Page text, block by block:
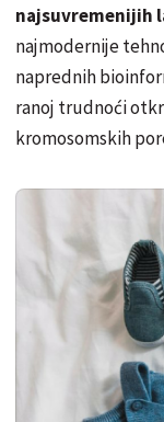
najsuvremenijih
najmodernije
naprednih
ranoj trudnoći
kromosomskih